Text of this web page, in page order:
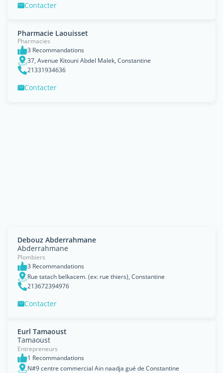
Contacter
Pharmacie Laouisset
Pharmacies
3 Recommandations
37, Avenue Kitouni Abdel Malek, Constantine
21331934636
Contacter
Debouz Abderrahmane
Abderrahmane
Plombiers
3 Recommandations
Rue tatach belkacem. (ex: rue thiers), Constantine
213672394976
Contacter
Eurl Tamaoust
Tamaoust
Entrepreneurs
1 Recommandations
N#9 centre commercial Ain naadja gué de Constantine